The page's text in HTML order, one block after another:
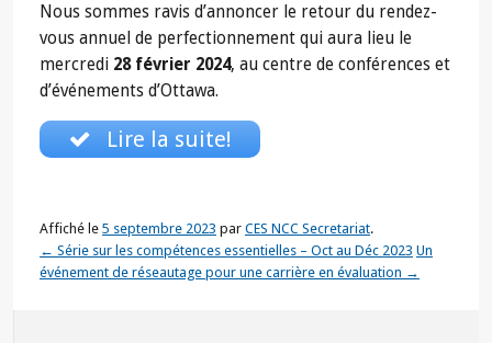
Nous sommes ravis d’annoncer le retour du rendez-
vous annuel de perfectionnement qui aura lieu le
mercredi 28 février 2024, au centre de conférences et
d’événements d’Ottawa.
Lire la suite!
Affiché le 5 septembre 2023 par CES NCC Secretariat.
← Série sur les compétences essentielles – Oct au Déc 2023 Un
événement de réseautage pour une carrière en évaluation →